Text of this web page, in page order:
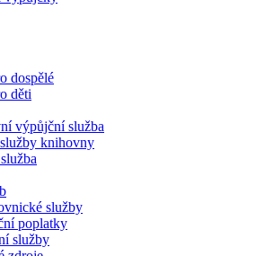
dospělé
děti
výpůjční služba
knihovny
služby
poplatky
služby